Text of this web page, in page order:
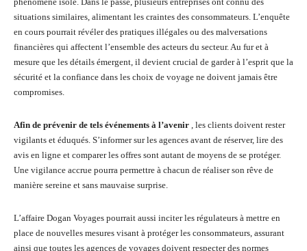
situations similaires, alimentant les craintes des consommateurs. L’enquête
en cours pourrait révéler des pratiques illégales ou des malversations
financières qui affectent l’ensemble des acteurs du secteur. Au fur et à
mesure que les détails émergent, il devient crucial de garder à l’esprit que la
sécurité et la confiance dans les choix de voyage ne doivent jamais être
compromises.
Afin de prévenir de tels événements à l’avenir , les clients doivent rester
vigilants et éduqués. S’informer sur les agences avant de réserver, lire des
avis en ligne et comparer les offres sont autant de moyens de se protéger.
Une vigilance accrue pourra permettre à chacun de réaliser son rêve de
manière sereine et sans mauvaise surprise.
L’affaire Dogan Voyages pourrait aussi inciter les régulateurs à mettre en
place de nouvelles mesures visant à protéger les consommateurs, assurant
ainsi que toutes les agences de voyages doivent respecter des normes